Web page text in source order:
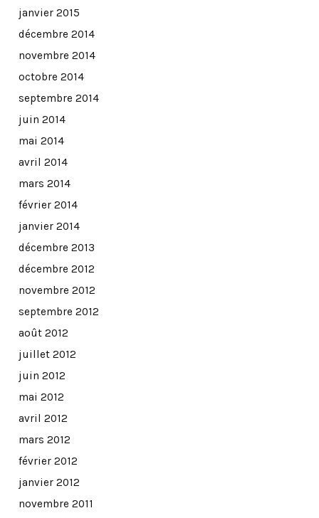
janvier 2015
décembre 2014
novembre 2014
octobre 2014
septembre 2014
juin 2014
mai 2014
avril 2014
mars 2014
février 2014
janvier 2014
décembre 2013
décembre 2012
novembre 2012
septembre 2012
août 2012
juillet 2012
juin 2012
mai 2012
avril 2012
mars 2012
février 2012
janvier 2012
novembre 2011